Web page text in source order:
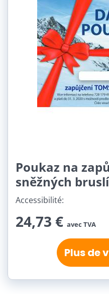
Poukaz na
sněžných bruslí
Accessibilité:
24,73 € avec TVA
Plus de